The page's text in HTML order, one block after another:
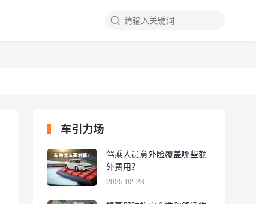
车引力场
驾乘人员意外险覆盖哪些额
外费用？
2025-02-23